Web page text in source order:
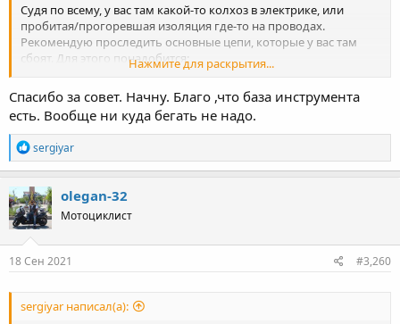
скорее всего, таки что-то где-то окислилось/протёрлось/
прогорело.
Судя по всему, у вас там какой-то колхоз в электрике, или
пробитая/прогоревшая изоляция где-то на проводах.
Рекомендую проследить основные цепи, которые у вас там
сбоят. Для этого понадобится:
1) запастись терпением, опционально - чаем.
2) мультиметр с возможностью прозванивать провода (или
самодельный тестер из батарейки, резистора и светодиода,
если ничего другого нету)
3) базовый набор инструментов чтобы снять всякую
облицовку, бак (если он закрывает доступ к CDI).
4) Желательно либо заранее прикупить набор клемм-
контактов, либо быть готовым потом по ситуации искать что
нужно.
Это у вас новоприобретённый мотоцикл, или он у вас
нормально работал, а потом вдруг резко сломался?
Если первое - велика вероятность, что предыдущий хозяин
скорее всего, таки что-то где-то окислилось/протёрлось/
прогорело.
Нажмите для раскрытия...
Спасибо за совет. Начну. Благо ,что база инструмента
есть. Вообще ни куда бегать не надо.
R
e
a
c
t
i
o
n
s
sergiyar
olegan-32
Мотоциклист
18 Сен 2021 #3,260
sergiyar написал(а):